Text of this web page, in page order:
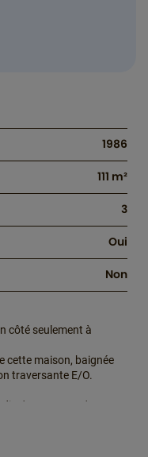
1986
111 m²
3
Oui
Non
côté seulement à
cette maison, baignée
traversante E/O.
'LOI CARREZ' et
demeure respire la
de 85m² de